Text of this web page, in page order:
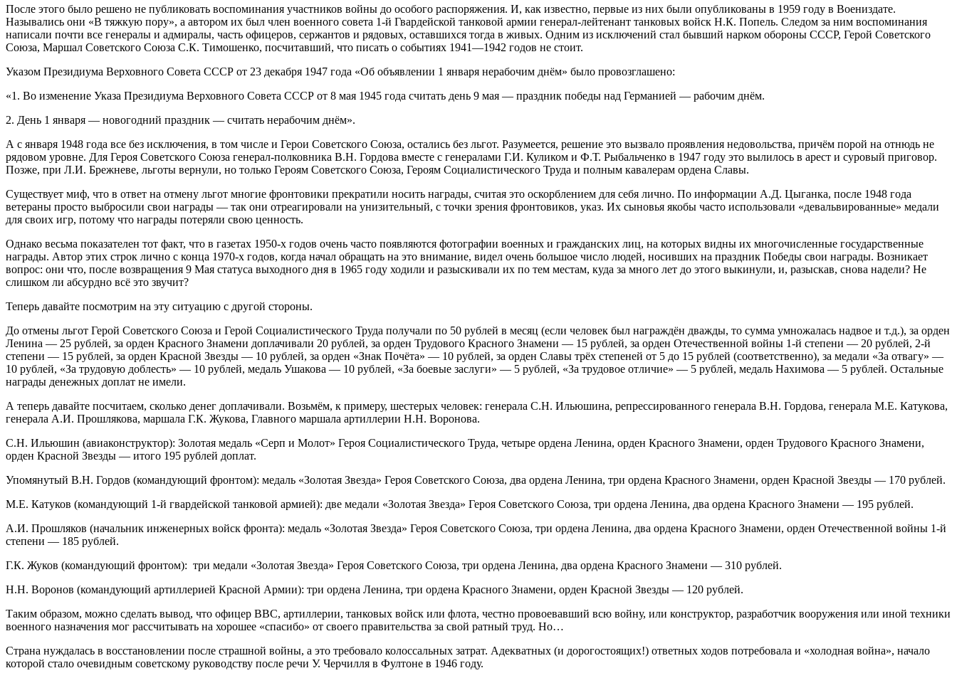
После этого было решено не публиковать воспоминания участников войны до особого распоряжения. И, как известно, первые из них были опубликованы в 1959 году в Воениздате.
Назывались они «В тяжкую пору», а автором их был член военного совета 1-й Гвардейской танковой армии генерал-лейтенант танковых войск Н.К. Попель. Следом за ним воспоминания
написали почти все генералы и адмиралы, часть офицеров, сержантов и рядовых, оставшихся тогда в живых. Одним из исключений стал бывший нарком обороны СССР, Герой Советского
Союза, Маршал Советского Союза С.К. Тимошенко, посчитавший, что писать о событиях 1941—1942 годов не стоит.
Указом Президиума Верховного Совета СССР от 23 декабря 1947 года «Об объявлении 1 января нерабочим днём» было провозглашено:
«1. Во изменение Указа Президиума Верховного Совета СССР от 8 мая 1945 года считать день 9 мая — праздник победы над Германией — рабочим днём.
2. День 1 января — новогодний праздник — считать нерабочим днём».
А с января 1948 года все без исключения, в том числе и Герои Советского Союза, остались без льгот. Разумеется, решение это вызвало проявления недовольства, причём порой на отнюдь не
рядовом уровне. Для Героя Советского Союза генерал-полковника В.Н. Гордова вместе с генералами Г.И. Куликом и Ф.Т. Рыбальченко в 1947 году это вылилось в арест и суровый приговор.
Позже, при Л.И. Брежневе, льготы вернули, но только Героям Советского Союза, Героям Социалистического Труда и полным кавалерам ордена Славы.
Существует миф, что в ответ на отмену льгот многие фронтовики прекратили носить награды, считая это оскорблением для себя лично. По информации А.Д. Цыганка, после 1948 года
ветераны просто выбросили свои награды — так они отреагировали на унизительный, с точки зрения фронтовиков, указ. Их сыновья якобы часто использовали «девальвированные» медали
для своих игр, потому что награды потеряли свою ценность.
Однако весьма показателен тот факт, что в газетах 1950-х годов очень часто появляются фотографии военных и гражданских лиц, на которых видны их многочисленные государственные
награды. Автор этих строк лично с конца 1970-х годов, когда начал обращать на это внимание, видел очень большое число людей, носивших на праздник Победы свои награды. Возникает
вопрос: они что, после возвращения 9 Мая статуса выходного дня в 1965 году ходили и разыскивали их по тем местам, куда за много лет до этого выкинули, и, разыскав, снова надели? Не
слишком ли абсурдно всё это звучит?
Теперь давайте посмотрим на эту ситуацию с другой стороны.
До отмены льгот Герой Советского Союза и Герой Социалистического Труда получали по 50 рублей в месяц (если человек был награждён дважды, то сумма умножалась надвое и т.д.), за орден
Ленина — 25 рублей, за орден Красного Знамени доплачивали 20 рублей, за орден Трудового Красного Знамени — 15 рублей, за орден Отечественной войны 1-й степени — 20 рублей, 2-й
степени — 15 рублей, за орден Красной Звезды — 10 рублей, за орден «Знак Почёта» — 10 рублей, за орден Славы трёх степеней от 5 до 15 рублей (соответственно), за медали «За отвагу» —
10 рублей, «За трудовую доблесть» — 10 рублей, медаль Ушакова — 10 рублей, «За боевые заслуги» — 5 рублей, «За трудовое отличие» — 5 рублей, медаль Нахимова — 5 рублей. Остальные
награды денежных доплат не имели.
А теперь давайте посчитаем, сколько денег доплачивали. Возьмём, к примеру, шестерых человек: генерала С.Н. Ильюшина, репрессированного генерала В.Н. Гордова, генерала М.Е. Катукова,
генерала А.И. Прошлякова, маршала Г.К. Жукова, Главного маршала артиллерии Н.Н. Воронова.
С.Н. Ильюшин (авиаконструктор): Золотая медаль «Серп и Молот» Героя Социалистического Труда, четыре ордена Ленина, орден Красного Знамени, орден Трудового Красного Знамени,
орден Красной Звезды — итого 195 рублей доплат.
Упомянутый В.Н. Гордов (командующий фронтом): медаль «Золотая Звезда» Героя Советского Союза, два ордена Ленина, три ордена Красного Знамени, орден Красной Звезды — 170 рублей.
М.Е. Катуков (командующий 1-й гвардейской танковой армией): две медали «Золотая Звезда» Героя Советского Союза, три ордена Ленина, два ордена Красного Знамени — 195 рублей.
А.И. Прошляков (начальник инженерных войск фронта): медаль «Золотая Звезда» Героя Советского Союза, три ордена Ленина, два ордена Красного Знамени, орден Отечественной войны 1-й
степени — 185 рублей.
Г.К. Жуков (командующий фронтом): три медали «Золотая Звезда» Героя Советского Союза, три ордена Ленина, два ордена Красного Знамени — 310 рублей.
Н.Н. Воронов (командующий артиллерией Красной Армии): три ордена Ленина, три ордена Красного Знамени, орден Красной Звезды — 120 рублей.
Таким образом, можно сделать вывод, что офицер ВВС, артиллерии, танковых войск или флота, честно провоевавший всю войну, или конструктор, разработчик вооружения или иной техники
военного назначения мог рассчитывать на хорошее «спасибо» от своего правительства за свой ратный труд. Но…
Страна нуждалась в восстановлении после страшной войны, а это требовало колоссальных затрат. Адекватных (и дорогостоящих!) ответных ходов потребовала и «холодная война», начало
которой стало очевидным советскому руководству после речи У. Черчилля в Фултоне в 1946 году.